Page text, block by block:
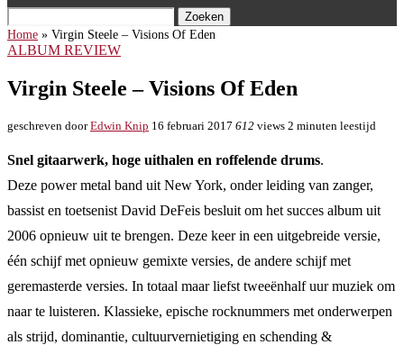
Zoeken
Home » Virgin Steele – Visions Of Eden
ALBUM REVIEW
Virgin Steele – Visions Of Eden
geschreven doorEdwin Knip 16 februari 2017 612 views 2 minuten leestijd
Snel gitaarwerk, hoge uithalen en roffelende drums.
Deze power metal band uit New York, onder leiding van zanger,
bassist en toetsenist David DeFeis besluit om het succes album uit
2006 opnieuw uit te brengen. Deze keer in een uitgebreide versie,
één schijf met opnieuw gemixte versies, de andere schijf met
geremasterde versies. In totaal maar liefst tweeënhalf uur muziek om
naar te luisteren. Klassieke, epische rocknummers met onderwerpen
als strijd, dominantie, cultuurvernietiging en schending &